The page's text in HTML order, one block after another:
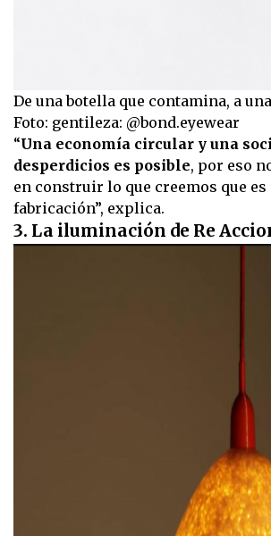
De una botella que contamina, a
Foto: gentileza: @bond.eyewear
“Una economía circular y una
desperdicios es posible, por eso
en construir lo que creemos que
fabricación”, explica.
3. La iluminación de Re